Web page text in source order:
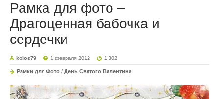
Рамка для фото –
Драгоценная бабочка и
сердечки
kolos79 1 февраля 2012 1 302
Рамки для Фото / День Святого Валентина